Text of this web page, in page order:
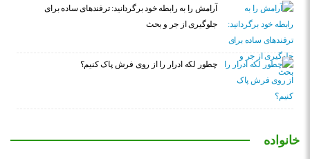
آرامش را به رابطه خود برگردانید: ترفندهای ساده برای
جلوگیری از جر و بحث
چطور لکه ادرار را از روی فرش پاک کنیم؟
خانواده